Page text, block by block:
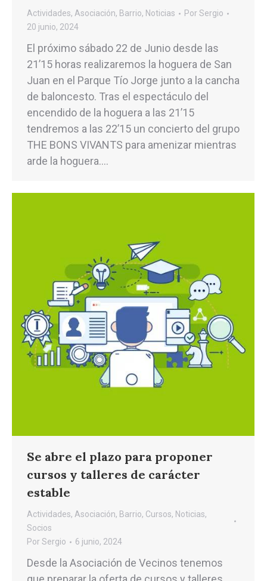
Actividades, Asociación, Barrio, Noticias PorSergio
20 junio, 2024
El próximo sábado 22 de Junio desde las
21’15 horas realizaremos la hoguera de San
Juan en el Parque Tío Jorge junto a la cancha
de baloncesto. Tras el espectáculo del
encendido de la hoguera a las 21’15
tendremos a las 22’15 un concierto del grupo
THE BONS VIVANTS para amenizar mientras
arde la hoguera.…
Se abre el plazo para proponer
cursos y talleres de carácter
estable
Actividades, Asociación, Barrio, Cursos, Noticias,
Socios
PorSergio 6 junio, 2024
Desde la Asociación de Vecinos tenemos